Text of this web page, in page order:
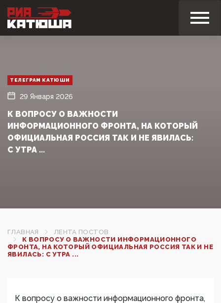
ТЕЛЕГРАМ КАТЮШИ
29 Января 2026
К ВОПРОСУ О ВАЖНОСТИ
ИНФОРМАЦИОННОГО ФРОНТА, НА КОТОРЫЙ
ОФИЦИАЛЬНАЯ РОССИЯ ТАК И НЕ ЯВИЛАСЬ:
С УТРА ...
ГЛАВНАЯ
ЛЕНТА ПОСТОВ
К ВОПРОСУ О ВАЖНОСТИ ИНФОРМАЦИОННОГО
ФРОНТА, НА КОТОРЫЙ ОФИЦИАЛЬНАЯ РОССИЯ ТАК И НЕ
ЯВИЛАСЬ: С УТРА ...
К вопросу о важности информационного фронта,